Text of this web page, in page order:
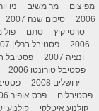
מפיצים
מר משיב ניו
2006
סיכום שנה 2007
סרטי קיץ
סתם פול
2006
פסטיבל ברלין 2007
ונציה 2007
פסטיבל
פסטיבל טורונטו 2006
ירושלים 2008
פסטיבל
פסטיבלים
פרס אופיר 2006
קולנוע איטלקי
קולנוע